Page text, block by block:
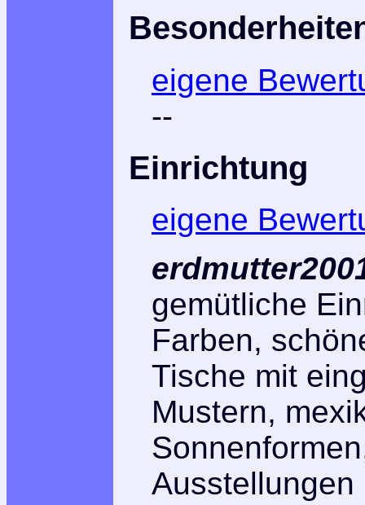
eigene
--
Einrichtung
eigene
gemütliche
Farben,
Tische mit
Mustern,
Ausstellungen